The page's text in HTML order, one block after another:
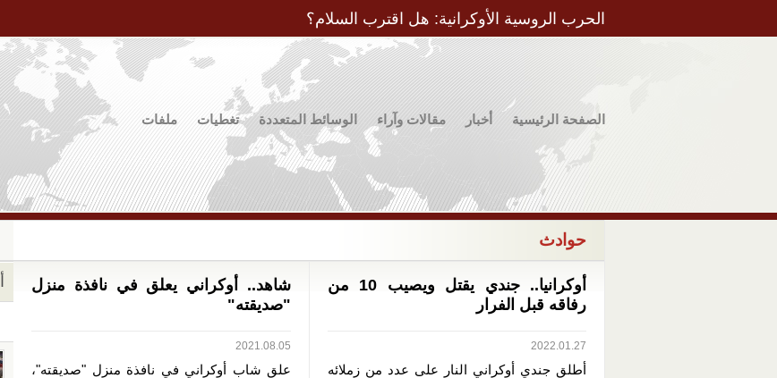
الحرب الروسية الأوكرانية: هل اقترب السلام؟
الصفحة الرئيسية أخبار مقالات وآراء الوسائط المتعددة تغطيات ملفات
حوادث
أوكرانيا.. جندي يقتل ويصيب 10 من
رفاقه قبل الفرار
2022.01.27
أطلق جندي أوكراني النار على عدد من زملائه
شاهد.. أوكراني يعلق في نافذة منزل
"صديقته"
2021.08.05
علق شاب أوكراني في نافذة منزل "صديقته"،